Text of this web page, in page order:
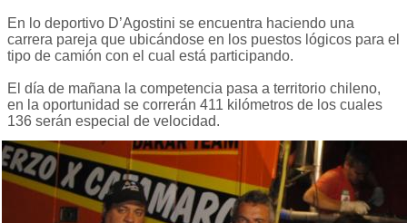
En lo deportivo D’Agostini se encuentra haciendo una
carrera pareja que ubicándose en los puestos lógicos para el
tipo de camión con el cual está participando.
El día de mañana la competencia pasa a territorio chileno,
en la oportunidad se correrán 411 kilómetros de los cuales
136 serán especial de velocidad.